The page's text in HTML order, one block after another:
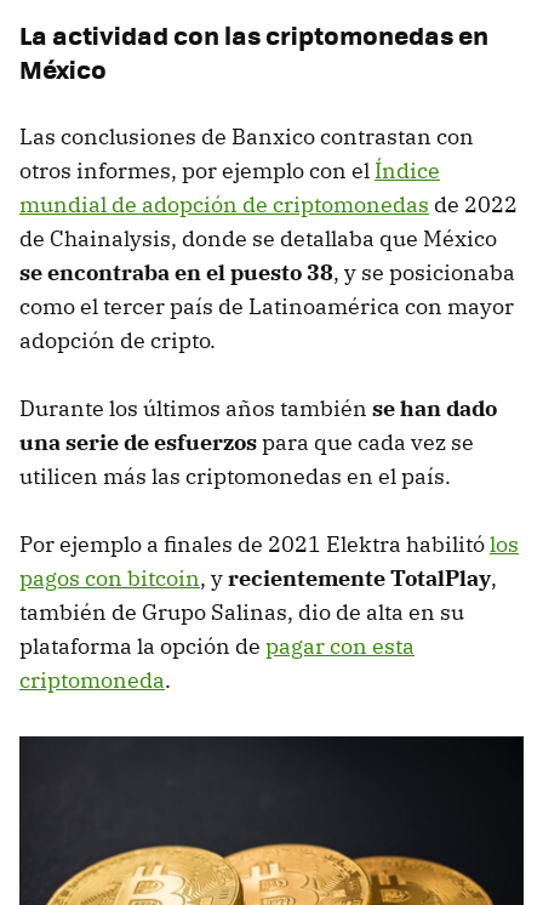
La actividad con las criptomonedas en
México
Las conclusiones de Banxico contrastan con
otros informes, por ejemplo con el Índice
mundial de adopción de criptomonedas de 2022
de Chainalysis, donde se detallaba que México
se encontraba en el puesto 38, y se posicionaba
como el tercer país de Latinoamérica con mayor
adopción de cripto.
Durante los últimos años también se han dado
una serie de esfuerzospara que cada vez se
utilicen más las criptomonedas en el país.
Por ejemplo a finales de 2021 Elektra habilitólos
pagos con bitcoin, yrecientemente TotalPlay,
también de Grupo Salinas, dio de alta en su
plataforma la opción de pagar con esta
criptomoneda.